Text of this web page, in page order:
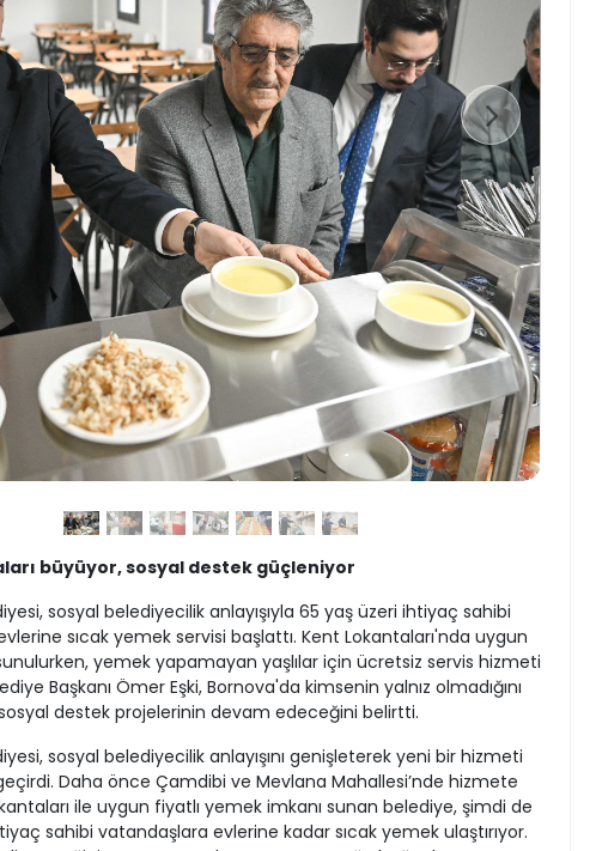
büyüyor, sosyal destek güçleniyor
sosyal belediyecilik anlayışıyla 65 yaş üzeri ihtiyaç sahibi
sıcak yemek servisi başlattı. Kent Lokantaları'nda uygun
yemek yapamayan yaşlılar için ücretsiz servis hizmeti
Başkanı Ömer Eşki, Bornova'da kimsenin yalnız olmadığını
destek projelerinin devam edeceğini belirtti.
sosyal belediyecilik anlayışını genişleterek yeni bir hizmeti
Daha önce Çamdibi ve Mevlana Mahallesi’nde hizmete
ile uygun fiyatlı yemek imkanı sunan belediye, şimdi de
sahibi vatandaşlara evlerine kadar sıcak yemek ulaştırıyor.